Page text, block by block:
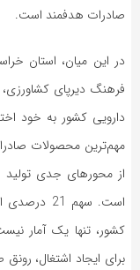
صادرات هدفمند است.
در این میان، استان
فرهنگ دیرپای
دارویی کشور به خود
مهم‌ترین محصولات
از محورهای جدی
است. سهم
کشور، تنها یک آمار
برای ایجاد اشتغال،